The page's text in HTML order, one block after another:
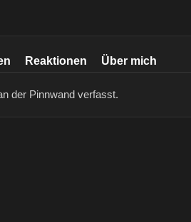
Reaktionen Über mich
der Pinnwand verfasst.